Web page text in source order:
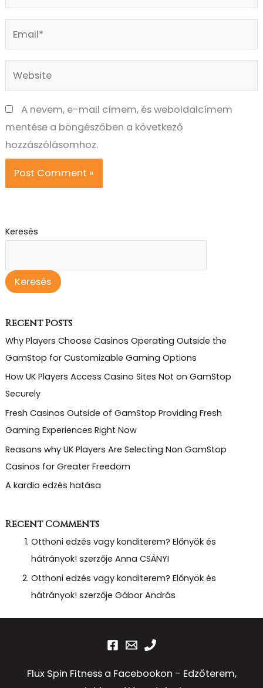
A nevem, e-mail címem, és weboldalcímem
mentése a böngészőben a következő
hozzászólásomhoz.
Keresés
Keresés
Recent Posts
Why Players Choose Casinos Operating Outside the
GamStop for Customizable Gaming Options
How UK Players Access Casino Sites Not on GamStop
Securely
Fresh Casinos Outside of GamStop Providing Fresh
Gaming Experiences Right Now
Reasons why UK Players Are Selecting Non GamStop
Casinos for Greater Freedom
A kardio edzés hatása
Recent Comments
Otthoni edzés vagy konditerem? Előnyök és
hátrányok! szerzője Anna CSÁNYI
Otthoni edzés vagy konditerem? Előnyök és
hátrányok! szerzője Gábor András
Flux Spin Fitness a Facebookon - Edzőterem,